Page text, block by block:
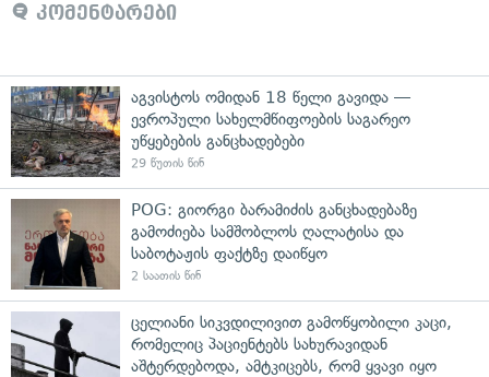
კომენტარები
აგვისტოს ომიდან 18 წელი გავიდა —
ევროპული სახელმწიფოების საგარეო
უწყებების განცხადებები
29 წუთის წინ
POG: გიორგი ბარამიძის განცხადებაზე
გამოძიება სამშობლოს ღალატისა და
საბოტაჟის ფაქტზე დაიწყო
2 საათის წინ
ცელიანი სიკვდილივით გამოწყობილი კაცი,
რომელიც პაციენტებს სახურავიდან
აშტერდებოდა, ამტკიცებს, რომ ყვავი იყო